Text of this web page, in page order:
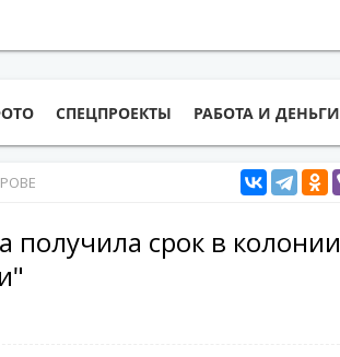
СПЕЦПРОЕКТЫ РАБОТА И ДЕНЬГИ
получила срок в колонии